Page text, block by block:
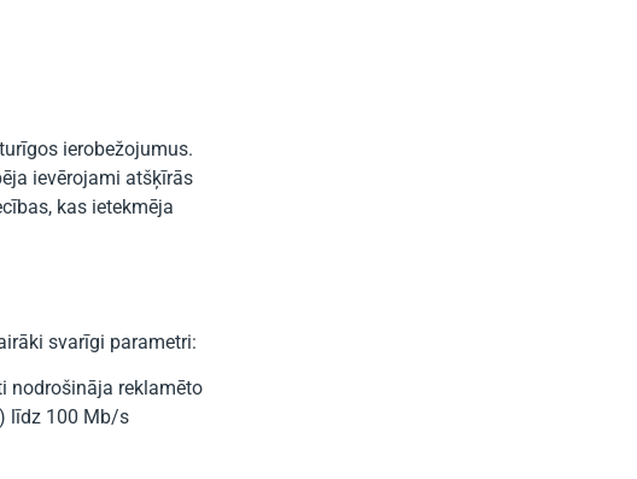
ierobežojumus.
ievērojami atšķīrās
kas ietekmēja
svarīgi parametri:
nodrošināja reklamēto
līdz 100 Mb/s